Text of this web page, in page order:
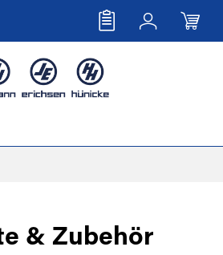
& Zubehör